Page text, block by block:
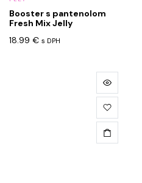
Booster s pantenolom
Fresh Mix Jelly
18.99 € s DPH